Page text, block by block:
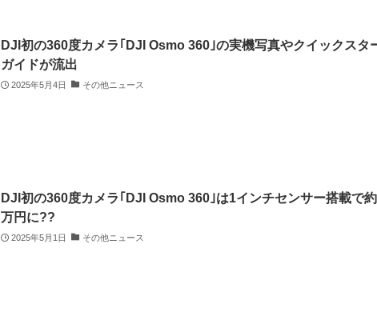
DJI初の360度カメラ｢DJI Osmo 360｣の実機写真やクイックスタ
ガイドが流出
2025年5月4日 その他ニュース
DJI初の360度カメラ｢DJI Osmo 360｣は1インチセンサー搭載で
万円に??
2025年5月1日 その他ニュース